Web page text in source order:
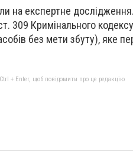
на експертне
309 Кримінального
без мети збуту), яке
+ Enter, щоб повідомити про це редакцію